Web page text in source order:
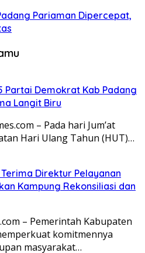
Pariaman Dipercepat,
Partai Demokrat Kab Padang
Langit Biru
– Pada hari Jum’at
Hari Ulang Tahun (HUT)…
Direktur Pelayanan
Kampung Rekonsiliasi dan
– Pemerintah Kabupaten
komitmennya
masyarakat…